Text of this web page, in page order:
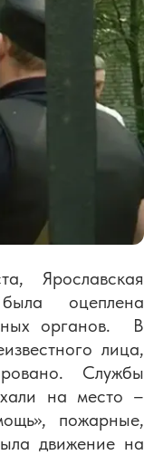
Ярославская
оцеплена
органов. В
лица,
Службы
на место –
пожарные,
движение на